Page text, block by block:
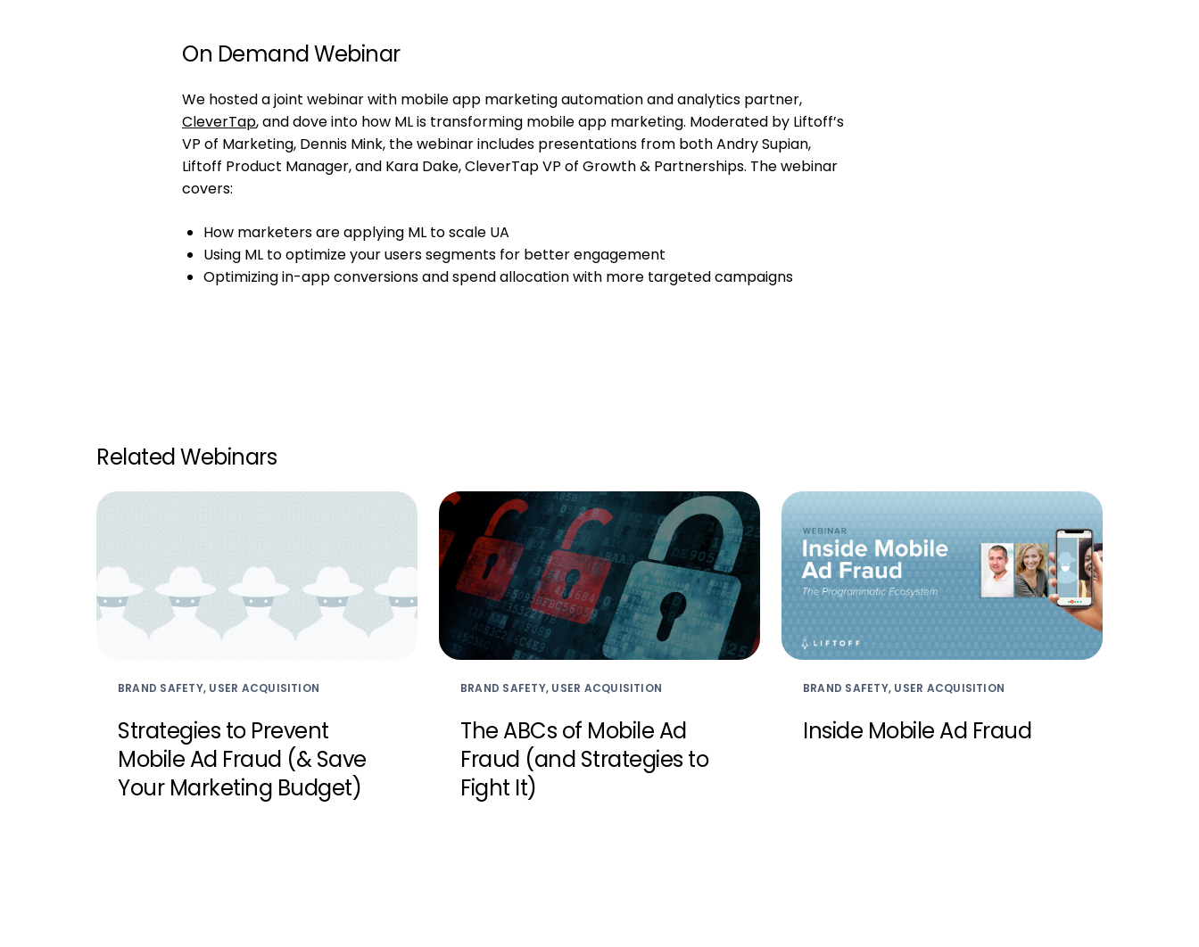
On Demand Webinar
We hosted a joint webinar with mobile app marketing automation and analytics partner,
CleverTap, and dove into how ML is transforming mobile app marketing. Moderated by Liftoff’s
VP of Marketing, Dennis Mink, the webinar includes presentations from both Andry Supian,
Liftoff Product Manager, and Kara Dake, CleverTap VP of Growth & Partnerships. The webinar
covers:
How marketers are applying ML to scale UA
Using ML to optimize your users segments for better engagement
Optimizing in-app conversions and spend allocation with more targeted campaigns
Related Webinars
BRAND SAFETY, USER ACQUISITION
Strategies to Prevent
Mobile Ad Fraud (& Save
Your Marketing Budget)
BRAND SAFETY, USER ACQUISITION
The ABCs of Mobile Ad
Fraud (and Strategies to
Fight It)
BRAND SAFETY, USER ACQUISITION
Inside Mobile Ad Fraud